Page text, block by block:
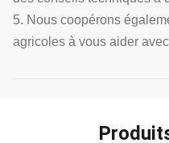
5. Nous coopérons
agricoles à vous aider